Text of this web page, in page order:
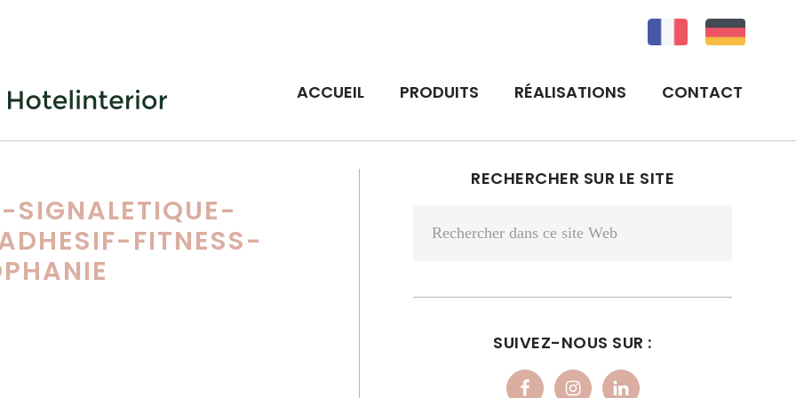
ACCUEIL PRODUITS RÉALISATIONS CONTACT
FITNESS-
BARRE
PRINCIPALE
RECHERCHER SUR LE SITE
dans
Web
SUIVEZ-NOUS SUR :